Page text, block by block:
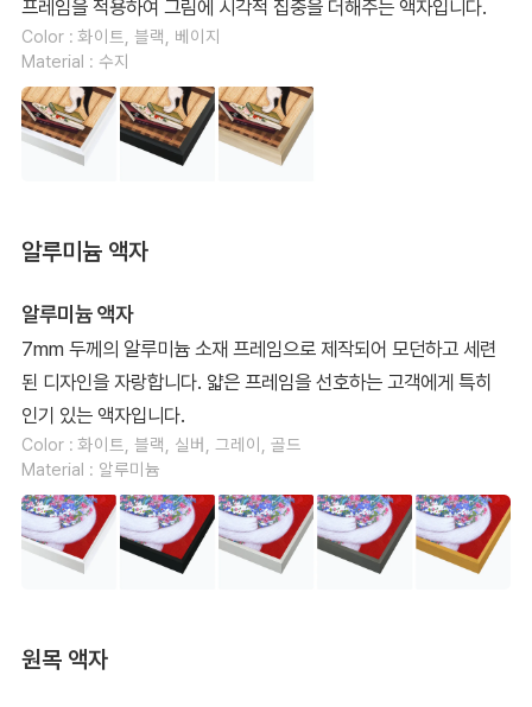
프레임을 적용하여 그림에 시각적 집중을 더해주는 액자입니다.
Color : 화이트, 블랙, 베이지
Material : 수지
알루미늄 액자
알루미늄 액자
7mm 두께의 알루미늄 소재 프레임으로 제작되어 모던하고 세련
된 디자인을 자랑합니다. 얇은 프레임을 선호하는 고객에게 특히
인기 있는 액자입니다.
Color : 화이트, 블랙, 실버, 그레이, 골드
Material : 알루미늄
원목 액자